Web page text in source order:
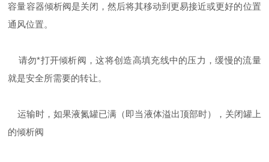
容量容器倾析阀是关闭，然后将其移动到更易接近或更好的位置
通风位置。
请勿*打开倾析阀，这将创造高填充线中的压力，缓慢的流量
就是安全所需要的转让。
运输时，如果液氮罐已满（即当液体溢出顶部时），关闭罐上
的倾析阀